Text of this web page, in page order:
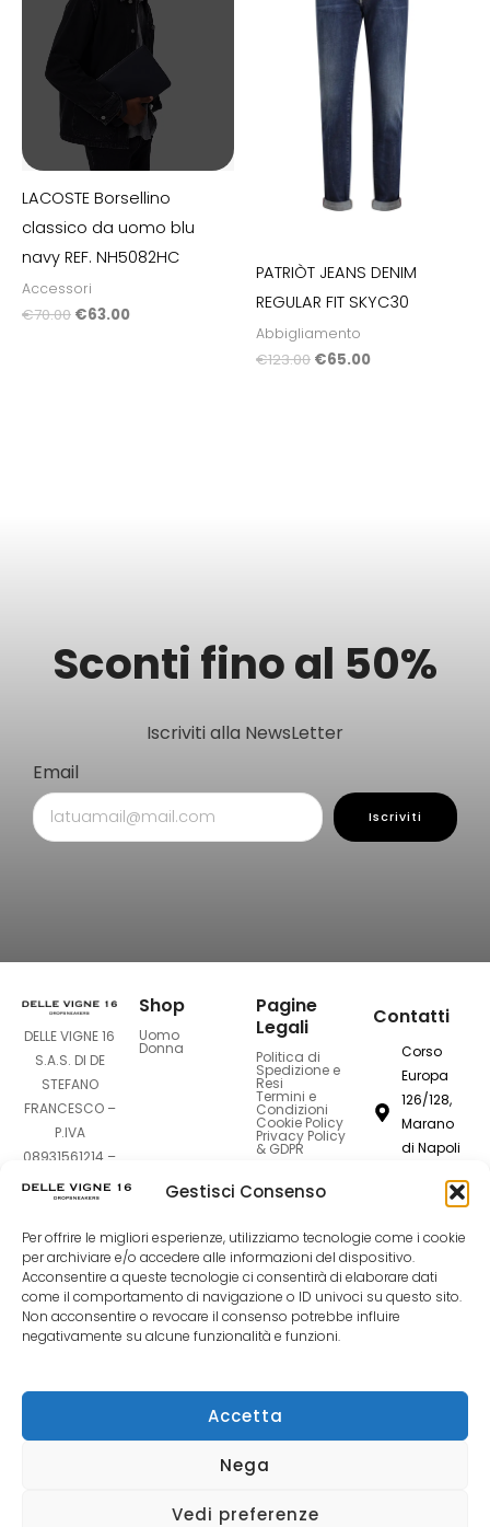
Gestisci Consenso
Per offrire le migliori esperienze, utilizziamo tecnologie come i cookie
per archiviare e/o accedere alle informazioni del dispositivo.
Acconsentire a queste tecnologie ci consentirà di elaborare dati
come il comportamento di navigazione o ID univoci su questo sito.
Non acconsentire o revocare il consenso potrebbe influire
negativamente su alcune funzionalità e funzioni.
Accetta
Nega
Vedi preferenze
LACOSTE Borsellino
classico da uomo blu
navy REF. NH5082HC
Accessori
€70.00 €63.00
PATRIÒT JEANS DENIM
REGULAR FIT SKYC30
Abbigliamento
€123.00 €65.00
Sconti fino al 50%
Iscriviti alla NewsLetter
Email
Iscriviti
DELLE VIGNE 16
S.A.S. DI DE
STEFANO
FRANCESCO –
P.IVA
08931561214 –
Sede Legale:
Corso Europa
126-128 –
80016 Marano
di Napoli (NA)
F
a
c
I
n
s
T
i
k
Shop
Uomo
Donna
Pagine
Legali
Politica di
Spedizione e
Resi
Termini e
Condizioni
Cookie Policy
Privacy Policy
& GDPR
Contatti
Corso
Europa
126/128,
Marano
di Napoli
081
7420994